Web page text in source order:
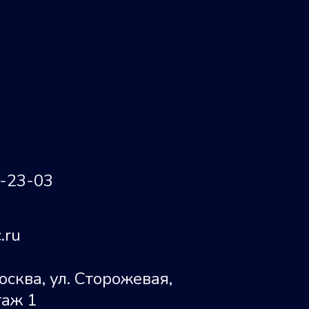
23-03
ул. Сторожевая,
1